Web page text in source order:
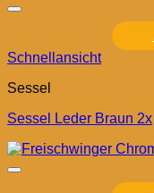
Schnellansicht
Sessel
Sessel Leder Braun 2x